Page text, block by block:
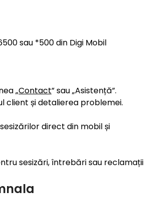
sau *500 din Digi Mobil
„Contact” sau „Asistență”.
client și detalierea problemei.
direct din mobil și
sesizări, întrebări sau reclamații